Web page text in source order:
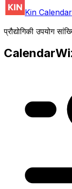
Kin Calendar
प्रौद्योगिकी उपयोग